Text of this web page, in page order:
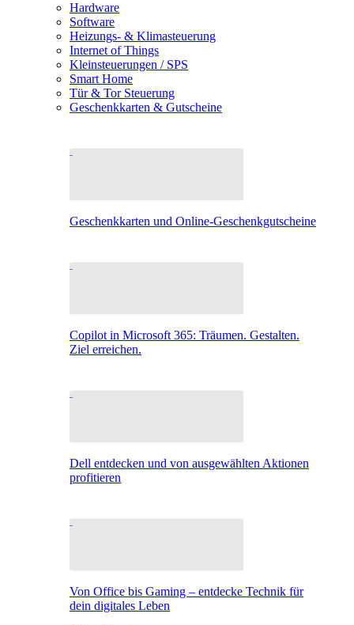
Hardware
Software
Heizungs- & Klimasteuerung
Internet of Things
Kleinsteuerungen / SPS
Smart Home
Tür & Tor Steuerung
Geschenkkarten & Gutscheine
Geschenkkarten und Online-Geschenkgutscheine
Copilot in Microsoft 365: Träumen. Gestalten.
Ziel erreichen.
Dell entdecken und von ausgewählten Aktionen
profitieren
Von Office bis Gaming – entdecke Technik für
dein digitales Leben